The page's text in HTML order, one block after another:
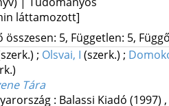
láttamozott]
összesen: 5, Független: 5,
; Olsvai, I (szerk.) ;
Tára
: Balassi Kiadó (1997) ,